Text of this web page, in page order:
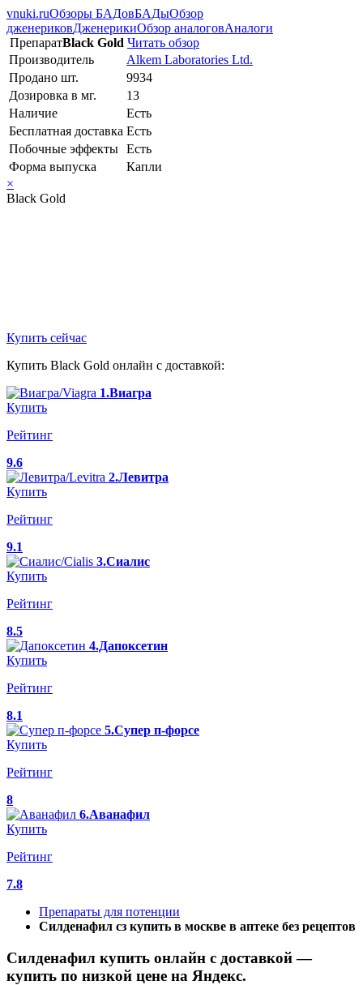
vnuki.ruОбзоры БАДовБАДыОбзор
дженериковДженерикиОбзор аналоговАналоги
ПрепаратBlack Gold Читать обзор
Производитель
Alkem Laboratories Ltd.
Продано шт.
9934
Дозировка в мг.
13
Наличие
Есть
Бесплатная доставка Есть
Побочные эффекты Есть
Форма выпуска
Капли
×
Black Gold
Купить сейчас
Купить Black Gold онлайн с доставкой:
1.Виагра
Купить
Рейтинг
9.6
2.Левитра
Купить
Рейтинг
9.1
3.Сиалис
Купить
Рейтинг
8.5
4.Дапоксетин
Купить
Рейтинг
8.1
5.Супер п-форсе
Купить
Рейтинг
8
6.Аванафил
Купить
Рейтинг
7.8
Препараты для потенции
Силденафил сз купить в москве в аптеке без рецептов
Силденафил купить онлайн с доставкой —
купить по низкой цене на Яндекс.